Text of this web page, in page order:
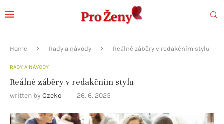
Home Rady a návody Reálné záběry v redakčním stylu
RADY A NÁVODY
Reálné záběry v redakčním stylu
written by Czeko 26. 6. 2025